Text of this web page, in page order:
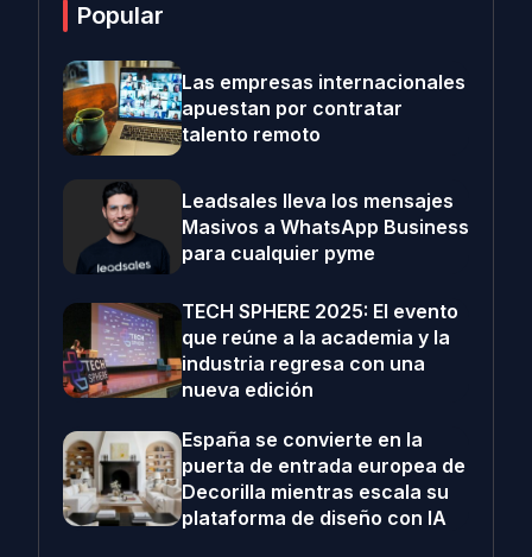
Popular
Las empresas internacionales
apuestan por contratar
talento remoto
Leadsales lleva los mensajes
Masivos a WhatsApp Business
para cualquier pyme
TECH SPHERE 2025: El evento
que reúne a la academia y la
industria regresa con una
nueva edición
España se convierte en la
puerta de entrada europea de
Decorilla mientras escala su
plataforma de diseño con IA